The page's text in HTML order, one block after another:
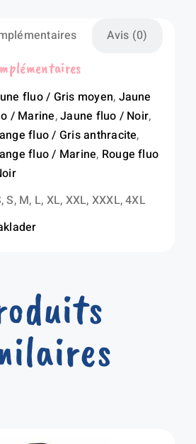
Avis (0)
fluo / Gris moyen, Jaune
/ Marine,Jaune fluo / Noir,
fluo / Gris anthracite,
fluo / Marine, Rouge fluo
S, M, L, XL, XXL, XXXL, 4XL